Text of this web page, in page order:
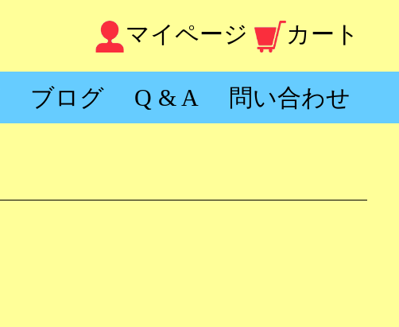
マイページ カート
ブログ Q & A 問い合わせ